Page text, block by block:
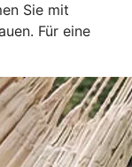
Sie mit
Für eine